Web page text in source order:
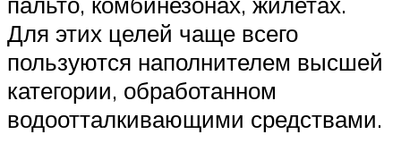
Для этих целей чаще всего
пользуются наполнителем высшей
категории, обработанном
водоотталкивающими средствами.